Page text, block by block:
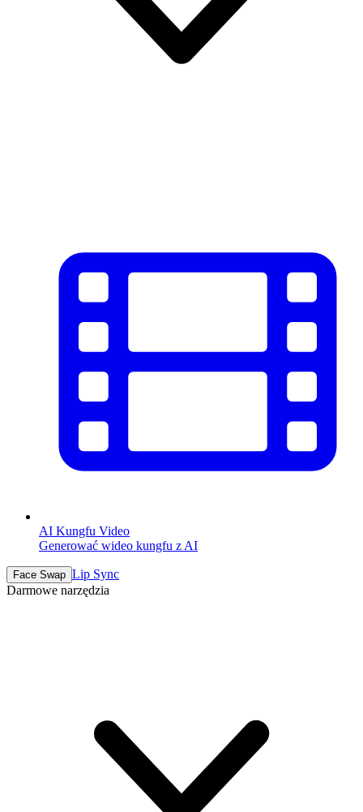
AI Kungfu Video
Generować wideo kungfu z AI
Face Swap Lip Sync
Darmowe narzędzia